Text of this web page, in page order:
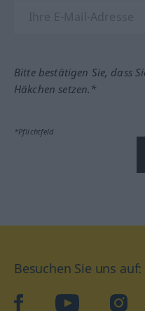
Bitte bestätigen Sie, dass
Häkchen setzen.*
*Pflichtfeld
Besuchen Sie uns auf:
facebookYouTube